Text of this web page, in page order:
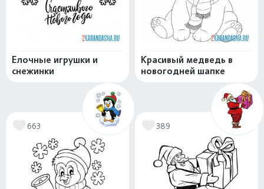
Елочные игрушки и
снежинки
Красивый медведь в
новогодней шапке
663 389